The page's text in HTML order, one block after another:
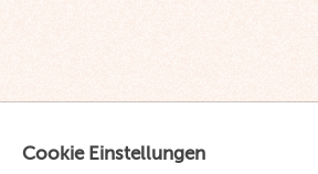
Cookie Einstellungen